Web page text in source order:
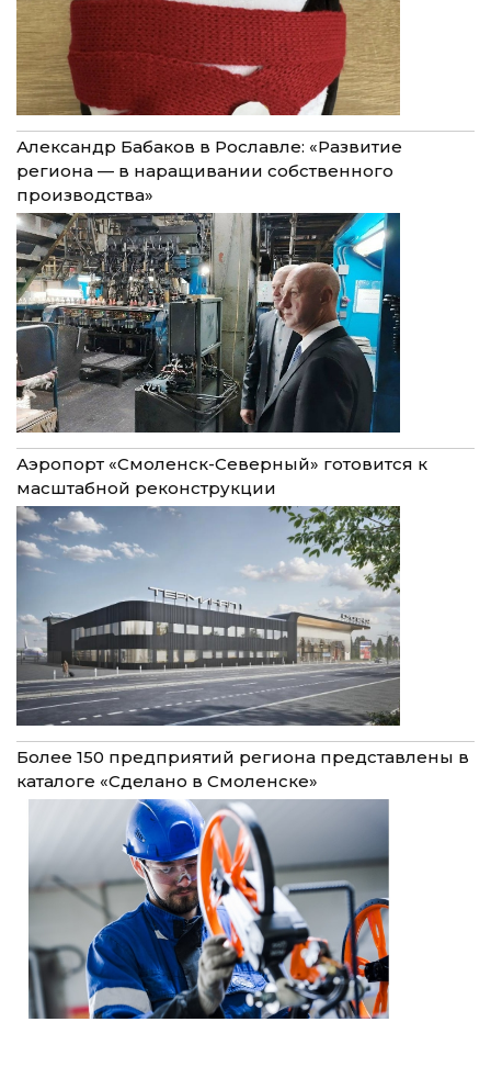
Александр Бабаков в Рославле: «Развитие
региона — в наращивании собственного
производства»
Аэропорт «Смоленск-Северный» готовится к
масштабной реконструкции
Более 150 предприятий региона представлены в
каталоге «Сделано в Смоленске»